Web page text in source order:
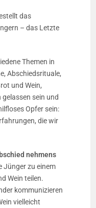
das
– das Letzte
Themen in
Abschiedsrituale,
und Wein,
sein und
Opfer sein:
die wir
nehmens
Jünger zu einem
Wein teilen.
kommunizieren
vielleicht